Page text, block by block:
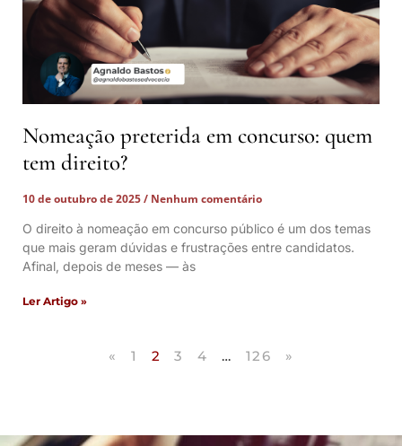
Nomeação preterida em concurso: quem
tem direito?
10 de outubro de 2025
Nenhum comentário
O direito à nomeação em concurso público é um dos temas
que mais geram dúvidas e frustrações entre candidatos.
Afinal, depois de meses — às
Ler Artigo »
« 1 2 3 4 … 126 »